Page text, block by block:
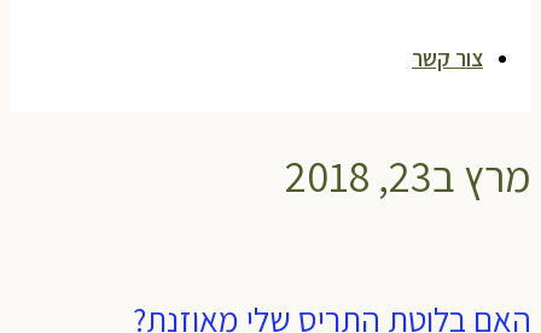
צור קשר
מרץ ב23, 2018
האם בלוטת התריס שלי מאוזנת?